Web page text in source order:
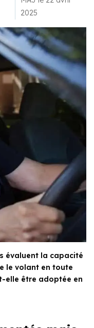
2025
évaluent la capacité
le volant en toute
elle être adoptée en